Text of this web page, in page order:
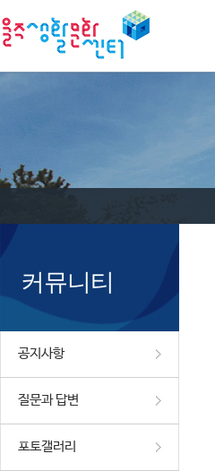
커뮤니티
공지사항
질문과 답변
포토갤러리